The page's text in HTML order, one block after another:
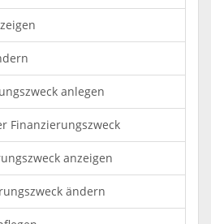
anlegen
Finanzierungszweck
anzeigen
ändern